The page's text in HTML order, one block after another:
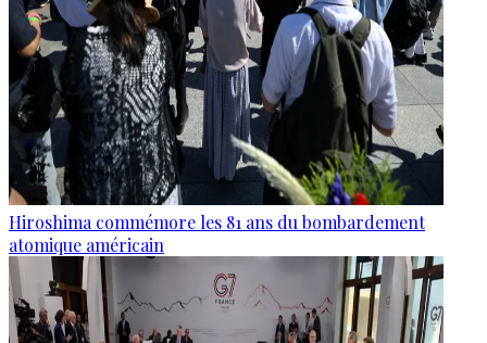
Hiroshima commémore les 81 ans du bombardement
atomique américain